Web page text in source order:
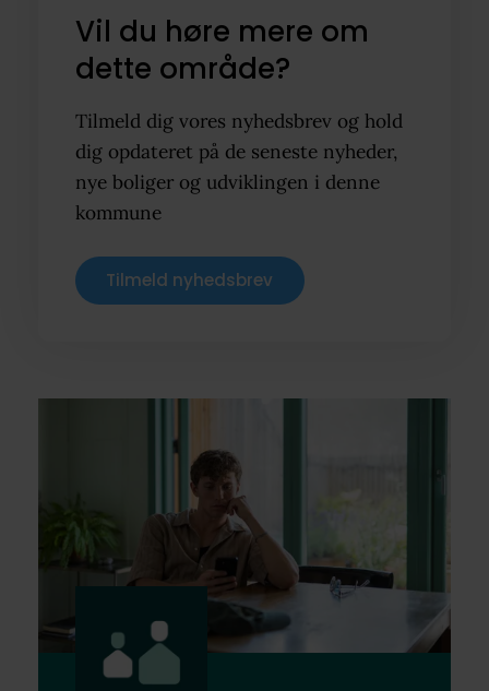
Vil du høre mere om
dette område?
Tilmeld dig vores nyhedsbrev og hold
dig opdateret på de seneste nyheder,
nye boliger og udviklingen i denne
kommune
Tilmeld nyhedsbrev